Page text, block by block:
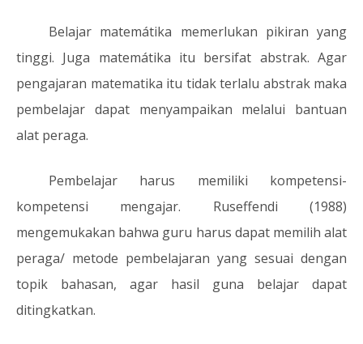
Belajar matemátika memerlukan pikiran yang
tinggi. Juga matemátika itu bersifat abstrak. Agar
pengajaran matematika itu tidak terlalu abstrak maka
pembelajar dapat menyampaikan melalui bantuan
alat peraga.
Pembelajar harus memiliki kompetensi-
kompetensi mengajar. Ruseffendi (1988)
mengemukakan bahwa guru harus dapat memilih alat
peraga/ metode pembelajaran yang sesuai dengan
topik bahasan, agar hasil guna belajar dapat
ditingkatkan.